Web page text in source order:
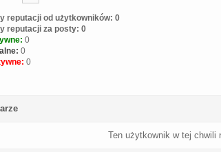
reputacji od użytkowników: 0
reputacji za posty: 0
0
0
0
Ten użytkownik w tej chwili